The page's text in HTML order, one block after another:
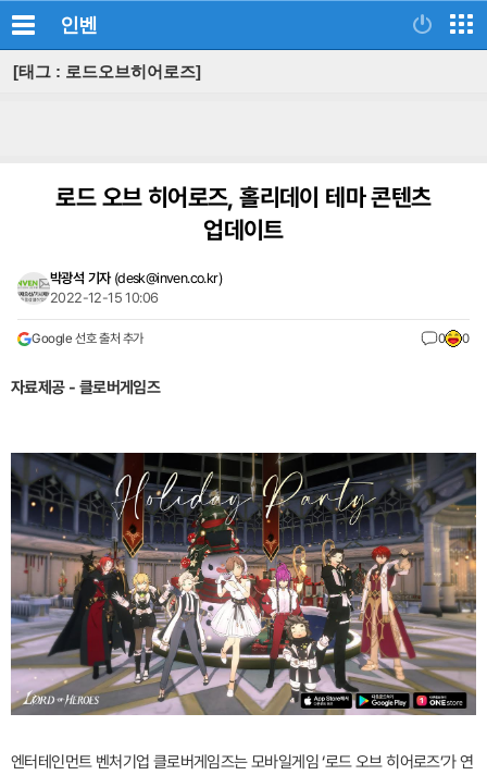
인벤
[태그 : 로드오브히어로즈]
로드 오브 히어로즈, 홀리데이 테마 콘텐츠
업데이트
박광석 기자 (desk@inven.co.kr)
2022-12-15 10:06
Google 선호 출처 추가 0 0
자료제공 - 클로버게임즈
엔터테인먼트 벤처기업 클로버게임즈는 모바일게임 ‘로드 오브 히어로즈’가 연